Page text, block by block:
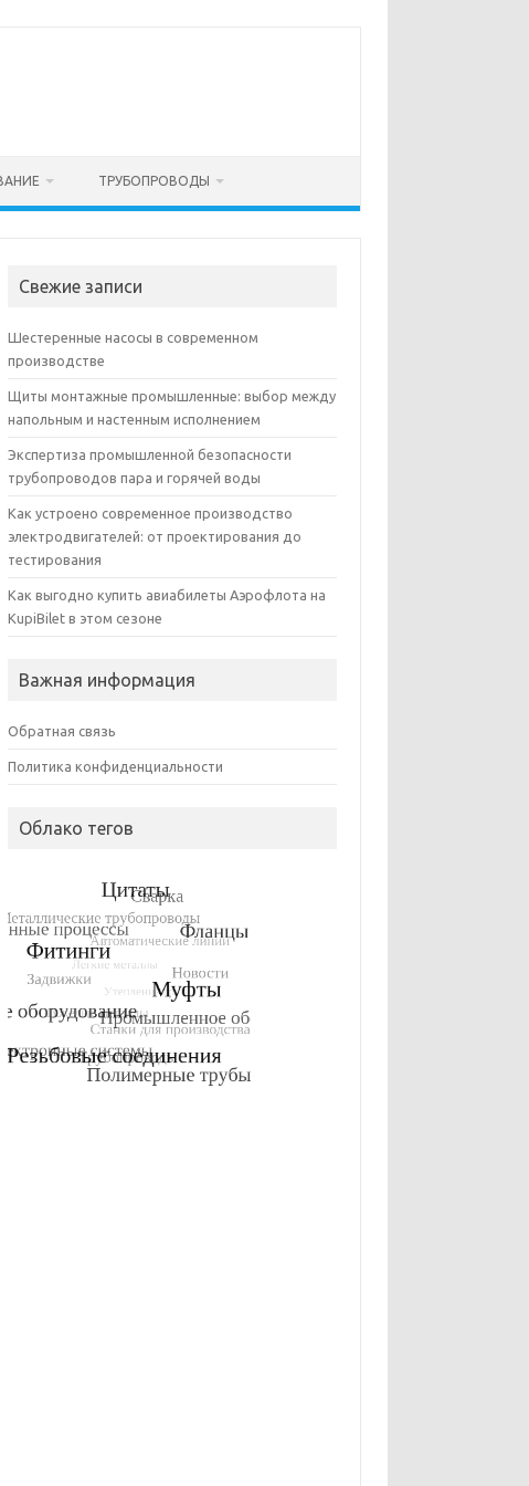
ТРУБОПРОВОДЫ
Свежие записи
Шестеренные насосы в современном
производстве
Щиты монтажные промышленные: выбор между
напольным и настенным исполнением
Экспертиза промышленной безопасности
трубопроводов пара и горячей воды
Как устроено современное производство
электродвигателей: от проектирования до
тестирования
Как выгодно купить авиабилеты Аэрофлота на
KupiBilet в этом сезоне
Важная информация
Обратная связь
Политика конфиденциальности
Облако тегов